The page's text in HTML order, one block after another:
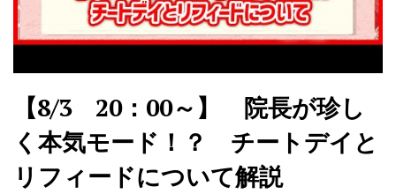
【8/3 20：00～】 院長が珍し
く本気モード！？ チートデイと
リフィードについて解説